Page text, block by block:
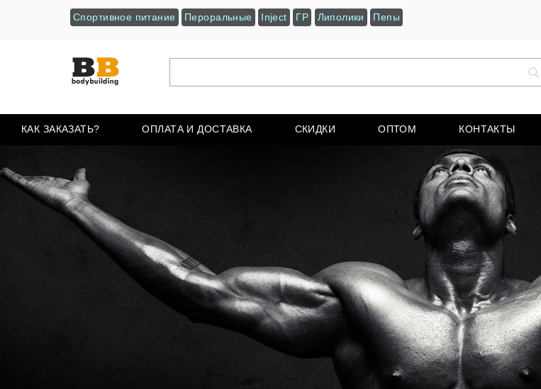
Спортивное питание Пероральные Inject ГР Липолики Пепы
КАК ЗАКАЗАТЬ? ОПЛАТА И ДОСТАВКА СКИДКИ ОПТОМ КОНТАКТЫ